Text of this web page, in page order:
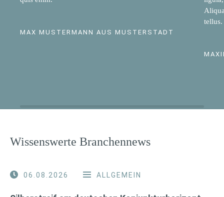
MAX MUSTERMANN AUS MUSTERSTADT
tellus.
Wissenswerte Branchennews
06.08.2026 ALLGEMEIN